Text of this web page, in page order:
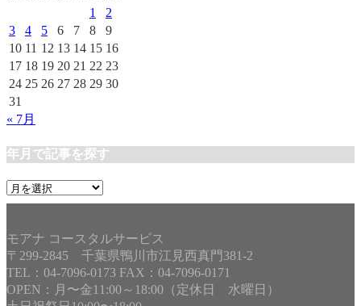
1
2
3
4 5 6 7 8
9
10 11 12 13 14 15 16
17 18 19 20 21 22 23
24 25 26 27 28 29 30
31
« 7月
年月で記事を探す
年
月
記
事
を
探
モアナ コースタルサービス
〒299-2845 千葉県鴨川市江見西真門381-2
TEL：04-7096-0173 FAX：04-7096-0171
OPEN：月〜金11:00～18:00（定休日 水曜日）